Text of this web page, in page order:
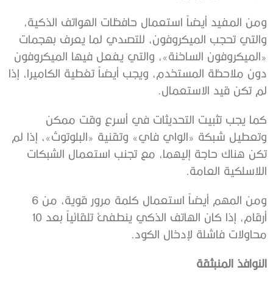
ومن المفيد أيضاً استعمال حافظات الهواتف الذكية،
والتي تحجب الميكروفون، للتصدي لما يعرف بهجمات
«الميكروفون الساخنة»، والتي يفعل فيها الميكروفون
دون ملاحظة المستخدم، ويجب أيضاً تغطية الكاميرا، إذا
لم تكن قيد الاستعمال.
كما يجب تثبيت التحديثات في أسرع وقت ممكن
وتعطيل شبكة «الواي فاي» وتقنية «البلوتوث»، إذا لم
تكن هناك حاجة إليهما، مع تجنب استعمال الشبكات
اللاسلكية العامة.
ومن المهم أيضاً استعمال كلمة مرور قوية، من 6
أرقام، إذا كان الهاتف الذكي ينطفئ تلقائياً بعد 10
محاولات فاشلة لإدخال الكود.
النوافذ المنبثقة